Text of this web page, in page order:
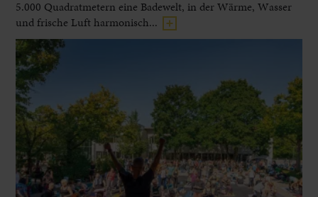
5.000 Quadratmetern eine Badewelt, in der Wärme, Wasser
und frische Luft harmonisch...